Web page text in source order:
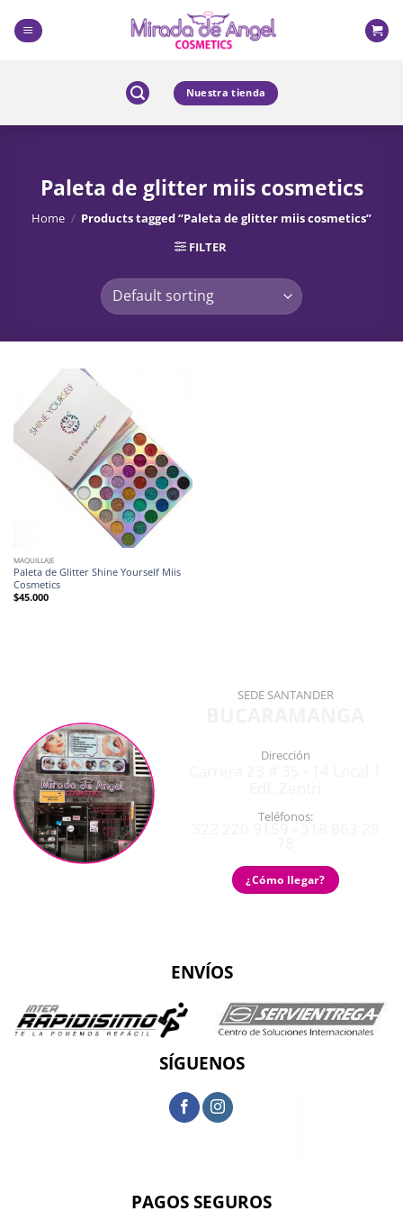
content
Nuestra tienda
Paleta de glitter miis cosmetics
Home / Products tagged “Paleta de glitter miis cosmetics”
FILTER
MAQUILLAJE
Paleta de Glitter Shine Yourself Miis
Cosmetics
$45.000
SEDE SANTANDER
Dirección
Teléfonos:
¿Cómo llegar?
ENVÍOS
SÍGUENOS
PAGOS SEGUROS